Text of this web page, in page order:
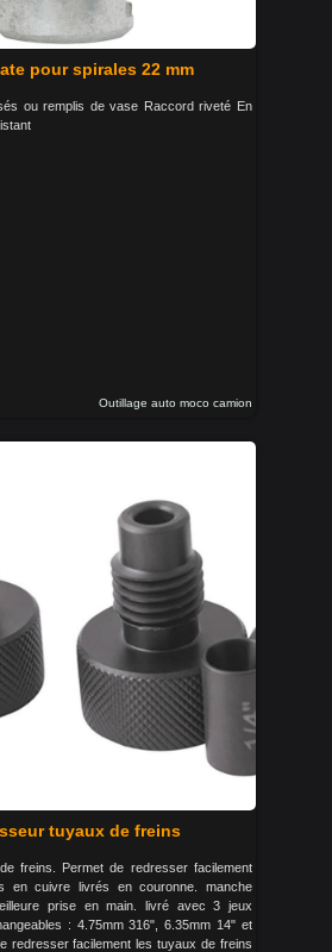
pour spirales 22 mm
ou remplis de vase Raccord riveté En
Outillage auto moco camion
tuyaux de freins
freins. Permet de redresser facilement
en cuivre livrés en couronne. manche
prise en main. livré avec 3 jeux
: 4.75mm 316", 6.35mm 14" et
redresser facilement les tuyaux de freins